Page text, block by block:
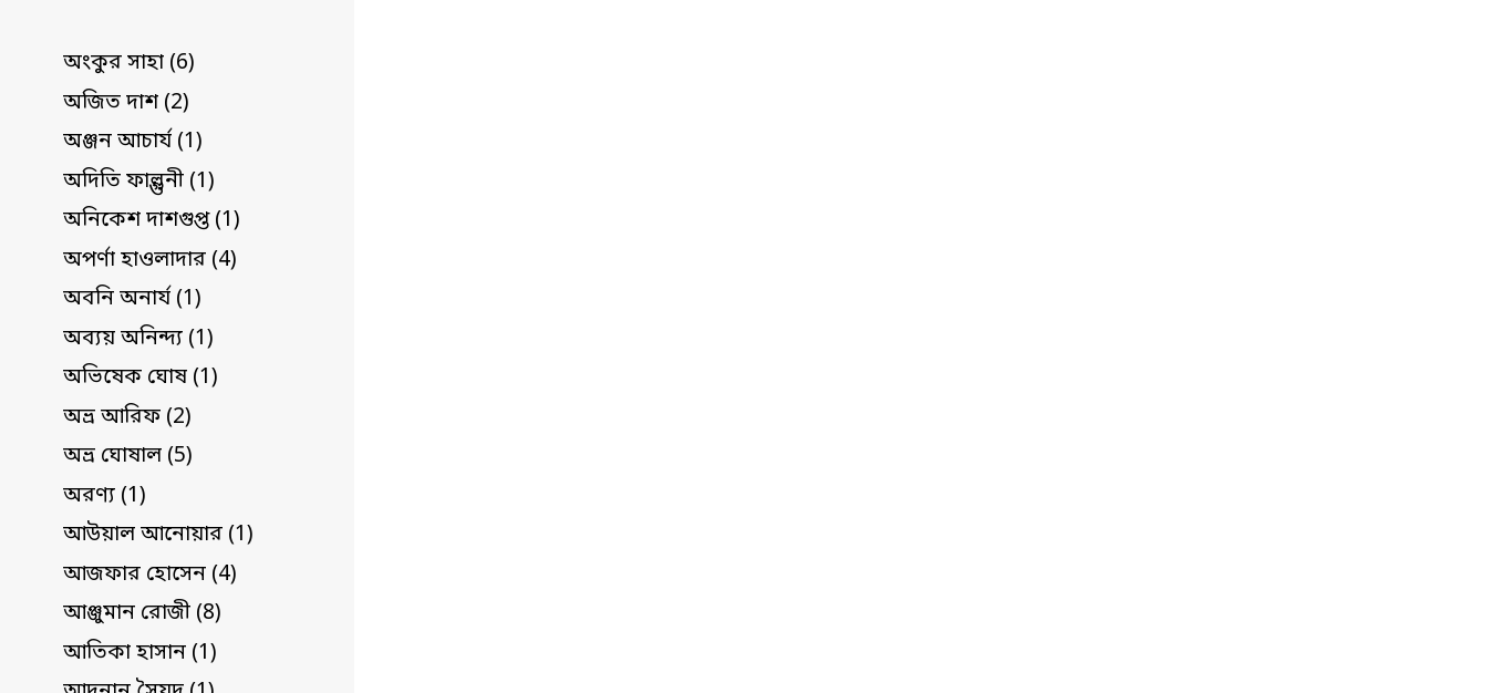
অংকুর সাহা (6)
অজিত দাশ (2)
অঞ্জন আচার্য (1)
অদিতি ফাল্গুনী (1)
অনিকেশ দাশগুপ্ত (1)
অপর্ণা হাওলাদার (4)
অবনি অনার্য (1)
অব্যয় অনিন্দ্য (1)
অভিষেক ঘোষ (1)
অভ্র আরিফ (2)
অভ্র ঘোষাল (5)
অরণ্য (1)
আউয়াল আনোয়ার (1)
আজফার হোসেন (4)
আঞ্জুমান রোজী (8)
আতিকা হাসান (1)